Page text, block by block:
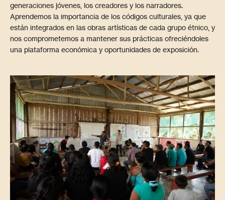
generaciones jóvenes, los creadores y los narradores.
Aprendemos la importancia de los códigos culturales, ya que
están integrados en las obras artísticas de cada grupo étnico, y
nos comprometemos a mantener sus prácticas ofreciéndoles
una plataforma económica y oportunidades de exposición.